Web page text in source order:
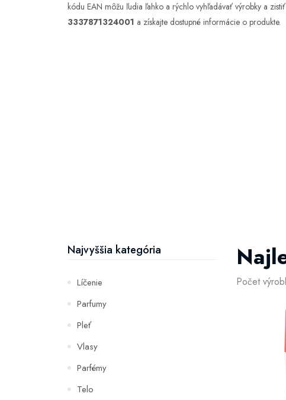
kódu EAN môžu ľudia ľahko a rýchlo vyhľadávať výrobky a
3337871324001 a získajte dostupné informácie o produkte.
Najvyššia kategória
Líčenie
Parfumy
Pleť
Vlasy
Parfémy
Telo
Počet